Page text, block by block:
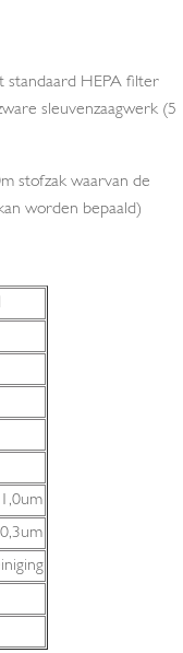
standaard HEPA filter
sleuvenzaagwerk (5
stofzak waarvan de
worden bepaald)